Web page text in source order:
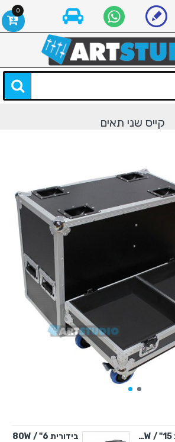
קייס שני תאים
בידורית 15" / 500W בידורית 6" / 80W
0